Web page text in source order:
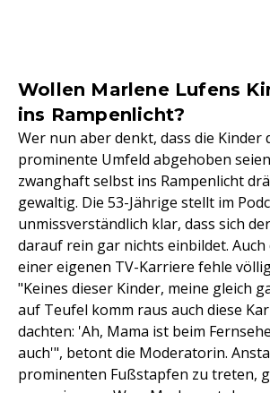
Wollen Marlene Lufens
ins Rampenlicht?
Wer nun aber denkt, dass die Kinder
prominente Umfeld abgehoben
zwanghaft selbst ins Rampenlicht
gewaltig. Die 53-Jährige stellt im
unmissverständlich klar, dass sich
darauf rein gar nichts einbildet.
einer eigenen TV-Karriere fehle
"Keines dieser Kinder, meine gleich
auf Teufel komm raus auch diese
dachten: 'Ah, Mama ist beim
auch'", betont die Moderatorin.
prominenten Fußstapfen zu treten,